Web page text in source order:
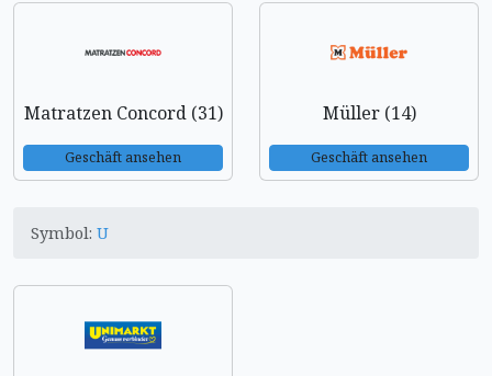
Matratzen Concord (31)
Geschäft ansehen
Müller (14)
Geschäft ansehen
Symbol: U